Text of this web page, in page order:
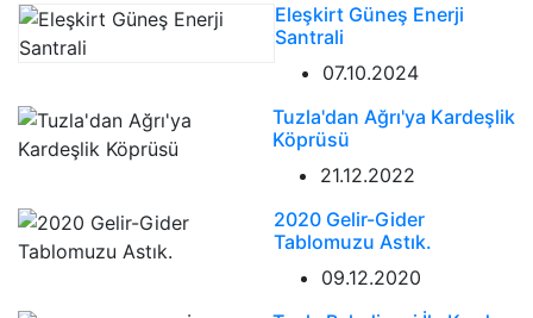
Eleşkirt Güneş Enerji
Santrali
07.10.2024
Tuzla'dan Ağrı'ya Kardeşlik
Köprüsü
21.12.2022
2020 Gelir-Gider
Tablomuzu Astık.
09.12.2020